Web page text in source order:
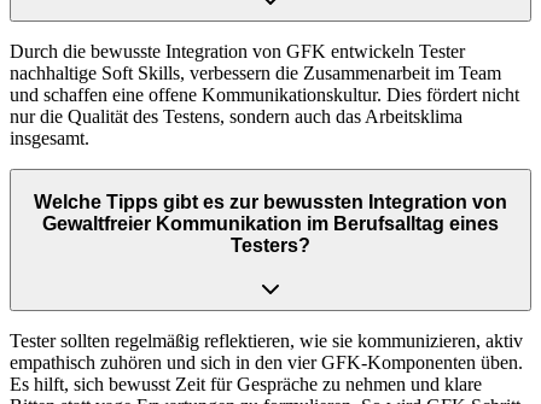
Durch die bewusste Integration von GFK entwickeln Tester
nachhaltige Soft Skills, verbessern die Zusammenarbeit im Team
und schaffen eine offene Kommunikationskultur. Dies fördert nicht
nur die Qualität des Testens, sondern auch das Arbeitsklima
insgesamt.
Welche Tipps gibt es zur bewussten Integration von
Gewaltfreier Kommunikation im Berufsalltag eines
Testers?
Tester sollten regelmäßig reflektieren, wie sie kommunizieren, aktiv
empathisch zuhören und sich in den vier GFK-Komponenten üben.
Es hilft, sich bewusst Zeit für Gespräche zu nehmen und klare